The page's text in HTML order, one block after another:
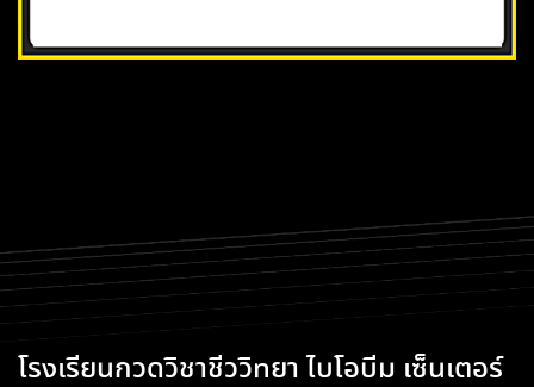
โรงเรียนกวดวิชาชีววิทยา ไบโอบีม เซ็นเตอร์